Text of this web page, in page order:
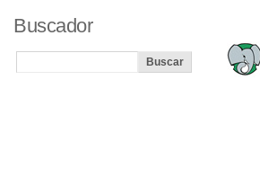
Buscador